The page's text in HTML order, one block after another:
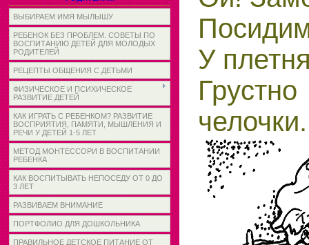
ВЫБИРАЕМ ИМЯ МЫЛЫШУ
РЕБЕНОК БЕЗ ПРОБЛЕМ. СОВЕТЫ ПО
ВОСПИТАНИЮ ДЕТЕЙ ДЛЯ МОЛОДЫХ
РОДИТЕЛЕЙ
РЕЦЕПТЫ ОБЩЕНИЯ С ДЕТЬМИ
ФИЗИЧЕСКОЕ И ПСИХИЧЕСКОЕ
РАЗВИТИЕ ДЕТЕЙ
КАК ИГРАТЬ С РЕБЕНКОМ? РАЗВИТИЕ
ВОСПРИЯТИЯ, ПАМЯТИ, МЫШЛЕНИЯ И
РЕЧИ У ДЕТЕЙ 1-5 ЛЕТ
МЕТОД МОНТЕССОРИ В ВОСПИТАНИИ
РЕБЕНКА
КАК ВОСПИТЫВАТЬ НЕПОСЕДУ ОТ 0 ДО
3 ЛЕТ
РАЗВИВАЕМ ВНИМАНИЕ
ПОРТФОЛИО ДЛЯ ДОШКОЛЬНИКА
ПРАВИЛЬНОЕ ДЕТСКОЕ ПИТАНИЕ ОТ
У
челочки.